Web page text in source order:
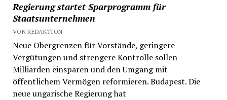
Regierung startet Sparprogramm für
Staatsunternehmen
VON REDAKTION
Neue Obergrenzen für Vorstände, geringere
Vergütungen und strengere Kontrolle sollen
Milliarden einsparen und den Umgang mit
öffentlichem Vermögen reformieren. Budapest. Die
neue ungarische Regierung hat